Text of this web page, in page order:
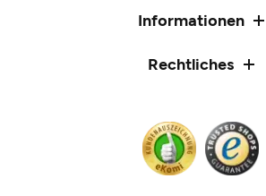
Informationen
Rechtliches